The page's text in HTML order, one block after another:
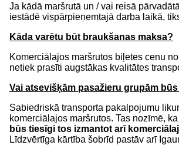
Ja kādā maršrutā un / vai reisā
iestādē vispārpieņemtajā darba laikā,
Kāda varētu būt braukšanas maksa?
Komerciālajos maršrutos biļetes cenu
netiek prasīti augstākas kvalitātes
Vai atsevišķām pasažieru grupām
Sabiedriskā transporta pakalpojumu
komerciālajos maršrutos. Tas nozīmē,
būs tiesīgi tos izmantot arī
Līdzvērtīga kārtība šobrīd pastāv arī